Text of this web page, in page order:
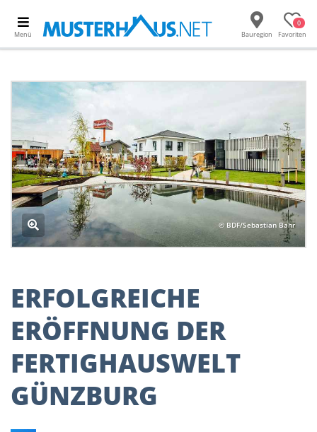
Menü Bauregion
0
Favoriten
© BDF/Sebastian Bahr
ERFOLGREICHE
ERÖFFNUNG DER
FERTIGHAUSWELT
GÜNZBURG